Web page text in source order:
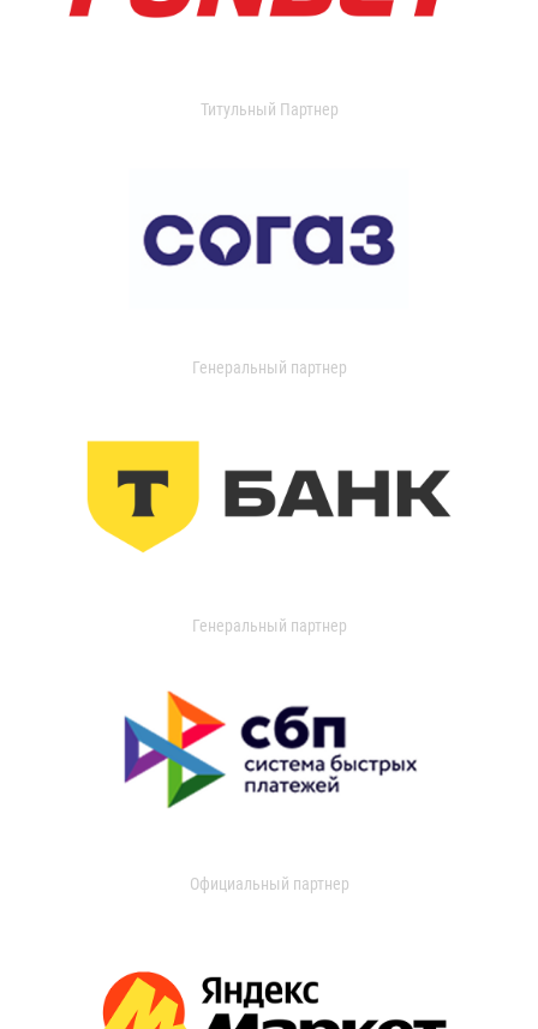
Титульный Партнер
Генеральный партнер
Генеральный партнер
Официальный партнер